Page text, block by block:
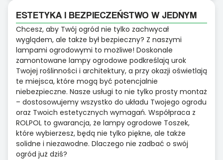
ESTETYKA I BEZPIECZEŃSTWO W JEDNYM
Chcesz, aby Twój ogród nie tylko zachwycał
wyglądem, ale także był bezpieczny? Z naszymi
lampami ogrodowymi to możliwe! Doskonale
zamontowane lampy ogrodowe podkreślają urok
Twojej roślinności i architektury, a przy okazji oświetlają
te miejsca, które mogą być potencjalnie
niebezpieczne. Nasze usługi to nie tylko prosty montaż
– dostosowujemy wszystko do układu Twojego ogrodu
oraz Twoich estetycznych wymagań. Współpraca z
ROLPOL to gwarancja, że lampy ogrodowe Toszek,
które wybierzesz, będą nie tylko piękne, ale także
solidne i niezawodne. Dlaczego nie zadbać o swój
ogród już dziś?